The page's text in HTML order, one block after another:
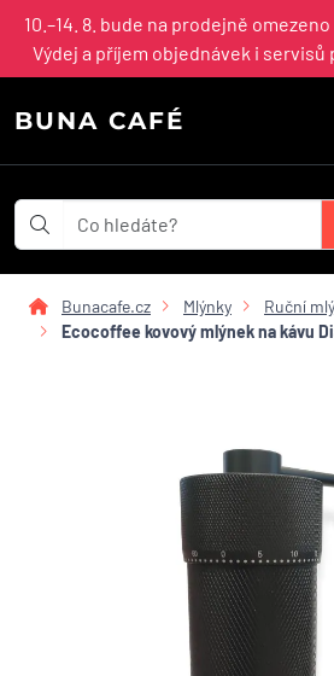
10.–14. 8. bude na prodejně
Výdej a příjem objednávek i servisů
BUNA CAFÉ
Bunacafe.cz Mlýnky
Ruční
Ecocoffee kovový mlýnek na kávu